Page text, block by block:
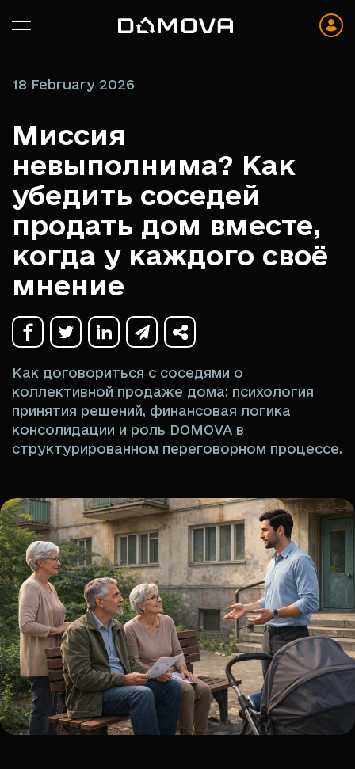
18 February 2026
Миссия
невыполнима? Как
убедить соседей
продать дом вместе,
когда у каждого своё
мнение
Как договориться с соседями о
коллективной продаже дома: психология
принятия решений, финансовая логика
консолидации и роль DOMOVA в
структурированном переговорном процессе.